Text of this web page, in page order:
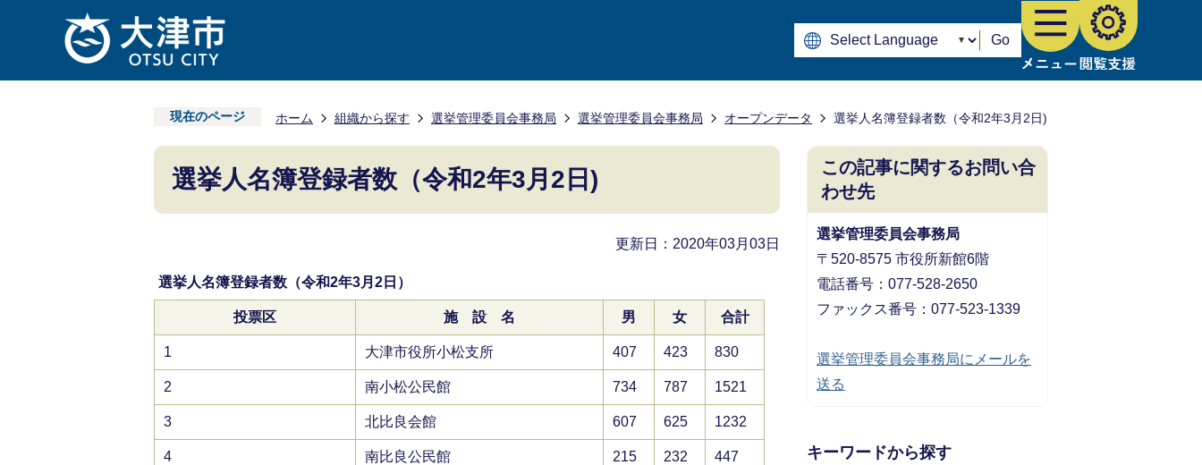
Go
現在のページ ホーム 組織から探す 選挙管理委員会事務局 選挙管理委員会事務局 オープンデータ 選挙人名簿登録者数（令和2年3月2日)
選挙人名簿登録者数（令和2年3月2日)
更新日：2020年03月03日
選挙人名簿登録者数（令和2年3月2日）
投票区 施 設 名 男 女 合計
1 大津市役所小松支所 407 423 830
2 南小松公民館 734 787 1521
3 北比良会館 607 625 1232
4 南比良公民館 215 232 447
この記事に関するお問い合
わせ先
選挙管理委員会事務局
〒520-8575 市役所新館6階
電話番号：077-528-2650
ファックス番号：077-523-1339
選挙管理委員会事務局にメールを
送る
キーワードから探す